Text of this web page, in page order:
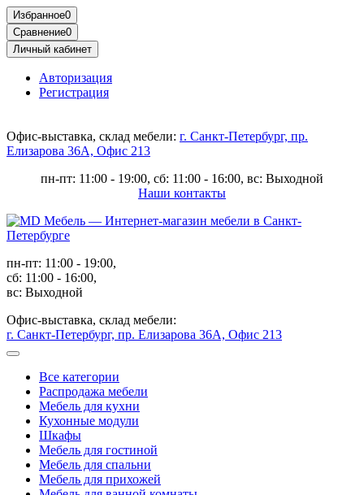
Избранное0
Сравнение0
Личный кабинет
Авторизация
Регистрация
Офис-выставка, склад мебели: г. Санкт-Петербург, пр.
Елизарова 36А, Офис 213
пн-пт: 11:00 - 19:00, сб: 11:00 - 16:00, вс: Выходной
Наши контакты
пн-пт: 11:00 - 19:00,
сб: 11:00 - 16:00,
вс: Выходной
Офис-выставка, склад мебели:
г. Санкт-Петербург, пр. Елизарова 36А, Офис 213
Все категории
Распродажа мебели
Мебель для кухни
Кухонные модули
Шкафы
Мебель для гостиной
Мебель для спальни
Мебель для прихожей